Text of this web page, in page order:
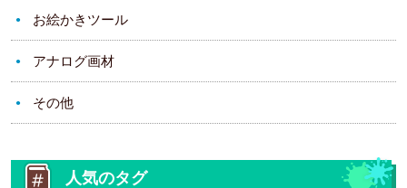
お絵かきツール
アナログ画材
その他
人気のタグ